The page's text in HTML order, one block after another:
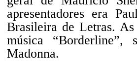
apresentadores era
Brasileira de Letras.
música “Borderline”,
Madonna.